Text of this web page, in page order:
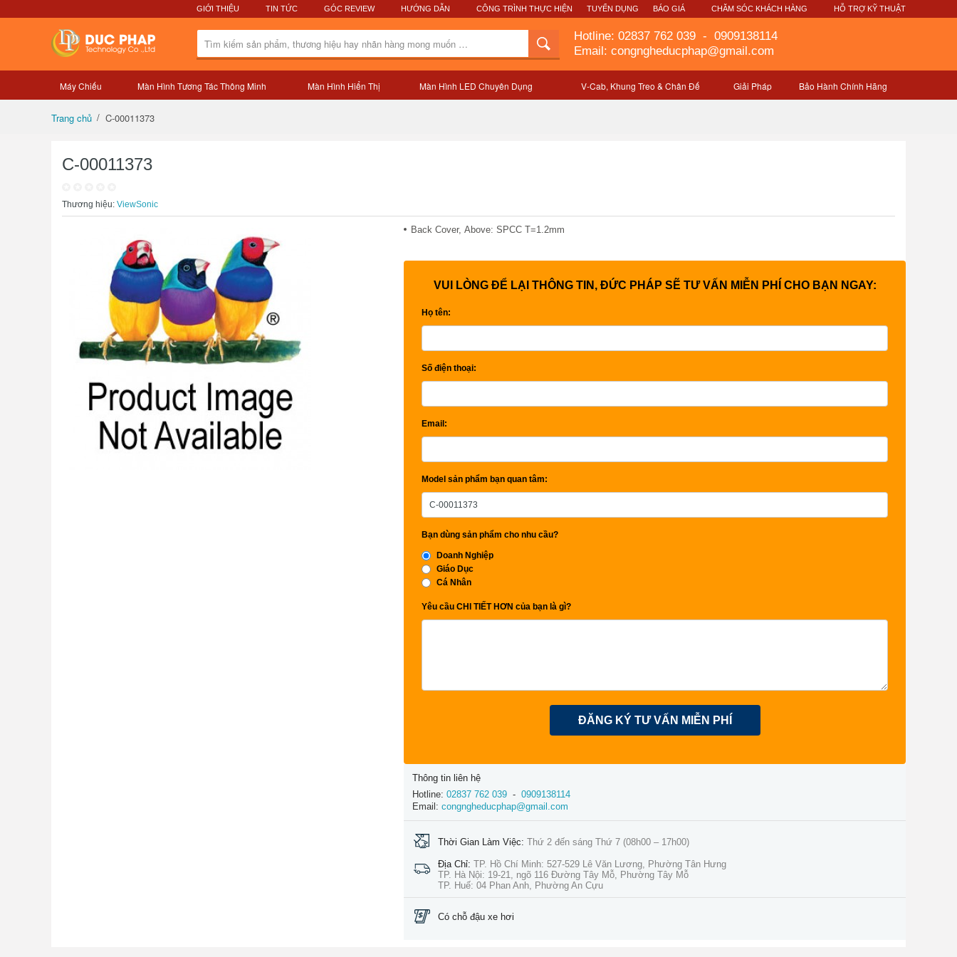
GIỚI THIỆU TIN TỨC GÓC REVIEW HƯỚNG DẪN CÔNG TRÌNH THỰC HIỆN TUYỂN DỤNG BÁO GIÁ CHĂM SÓC KHÁCH HÀNG HỖ TRỢ KỸ THUẬT
Hotline: 02837 762 039 - 0909138114
Email: congngheducphap@gmail.com
Tổng quan sản phẩm Mô tả sản phẩm
Máy Chiếu Màn Hình Tương Tác Thông Minh Màn Hình Hiển Thị Màn Hình LED Chuyên Dụng V-Cab, Khung Treo & Chân Đế Giải Pháp Bảo Hành Chính Hãng
Trang chủ C-00011373
C-00011373
Thương hiệu: ViewSonic
Back Cover, Above: SPCC T=1.2mm
VUI LÒNG ĐỂ LẠI THÔNG TIN, ĐỨC PHÁP SẼ TƯ VẤN MIỄN PHÍ CHO BẠN NGAY:
Họ tên:
Số điện thoại:
Email:
Model sản phẩm bạn quan tâm:
Bạn dùng sản phẩm cho nhu cầu?
Doanh Nghiệp
Giáo Dục
Cá Nhân
Yêu cầu CHI TIẾT HƠN của bạn là gì?
ĐĂNG KÝ TƯ VẤN MIỄN PHÍ
Thông tin liên hệ
Hotline: 02837 762 039 - 0909138114
Email: congngheducphap@gmail.com
Thời Gian Làm Việc: Thứ 2 đến sáng Thứ 7 (08h00 – 17h00)
Địa Chỉ: TP. Hồ Chí Minh: 527-529 Lê Văn Lương, Phường Tân Hưng
TP. Hà Nội: 19-21, ngõ 116 Đường Tây Mỗ, Phường Tây Mỗ
TP. Huế: 04 Phan Anh, Phường An Cựu
Có chỗ đậu xe hơi